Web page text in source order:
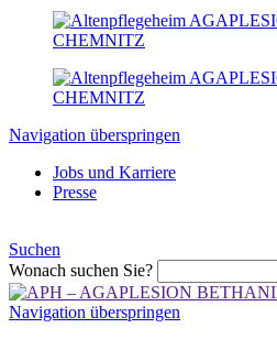
Navigation überspringen
Jobs und Karriere
Presse
Suchen
Wonach suchen Sie?
Navigation überspringen